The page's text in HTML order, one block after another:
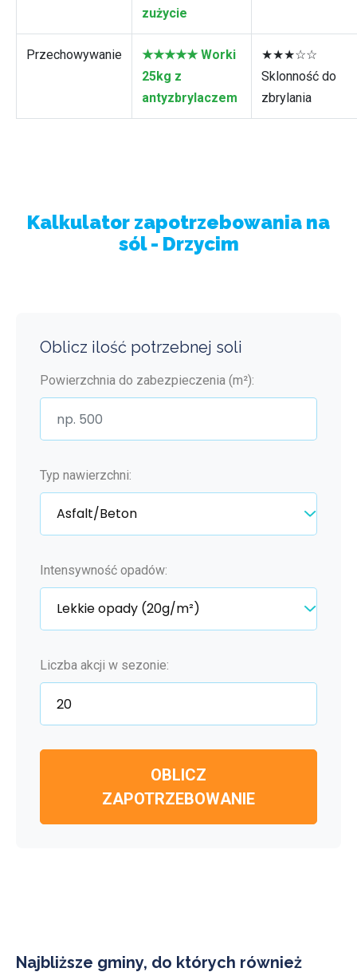
zużycie
Przechowywanie
★★★★★ Worki
25kg z
antyzbrylaczem
★★★☆☆
Sklonność do
zbrylania
Kalkulator zapotrzebowania na
sól - Drzycim
Oblicz ilość potrzebnej soli
Powierzchnia do zabezpieczenia (m²):
Typ nawierzchni:
Intensywność opadów:
Liczba akcji w sezonie:
OBLICZ
ZAPOTRZEBOWANIE
Najbliższe gminy, do których również